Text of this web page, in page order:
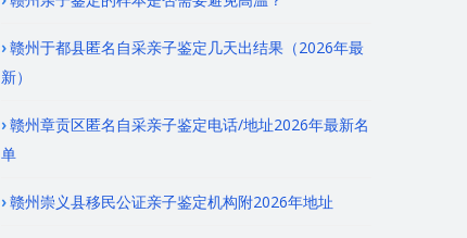
赣州于都县匿名自采亲子鉴定几天出结果（2026年最
新）
赣州章贡区匿名自采亲子鉴定电话/地址2026年最新名
单
赣州崇义县移民公证亲子鉴定机构附2026年地址